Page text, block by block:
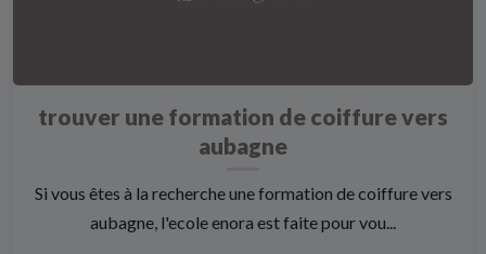
trouver une formation de coiffure vers
aubagne
Si vous êtes à la recherche une formation de coiffure vers
aubagne, l'ecole enora est faite pour vou...